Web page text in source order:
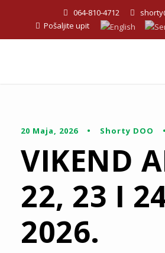
064-810-4712
Pošaljite upit
20 Maja, 2026 • Shorty DOO •
VIKEND
22, 23 I
2026.